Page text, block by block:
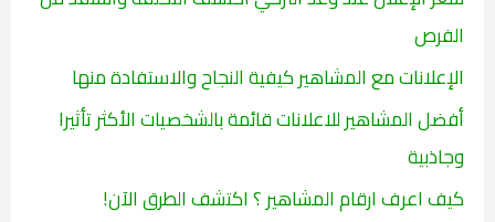
الفرص
الإعلانات مع المشاهير كيفية النجاح والاستفادة منها
أفضل المشاهير للاعلانات قائمة بالشخصيات الأكثر تأثيرا
وجاذبية
كيف اعرف ارقام المشاهير ؟ اكتشف الطرق الآن!